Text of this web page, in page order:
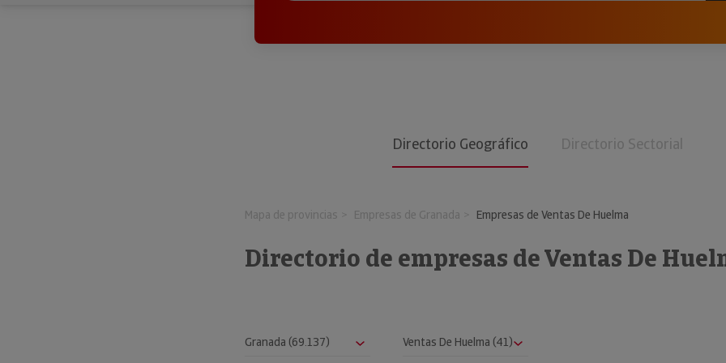
Directorio Geográfico Directorio Sectorial
Mapa de provincias Empresas de Granada Empresas de Ventas De Huelma
Directorio de empresas de Ventas De